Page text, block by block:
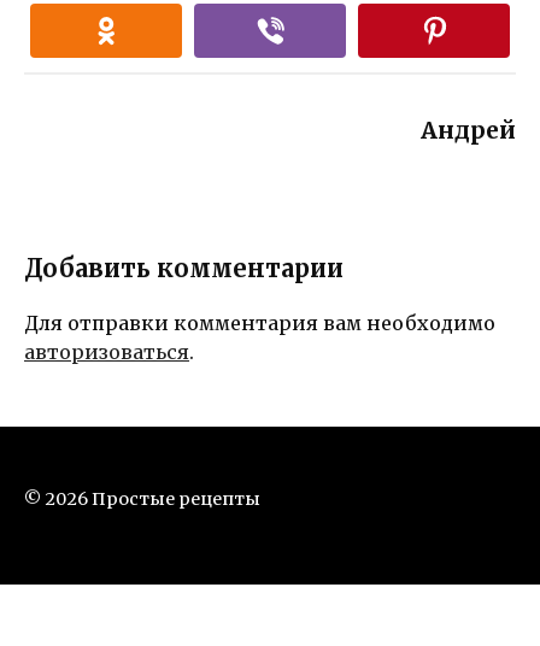
Андрей
Добавить комментарии
Для отправки комментария вам необходимо
авторизоваться.
© 2026 Простые рецепты